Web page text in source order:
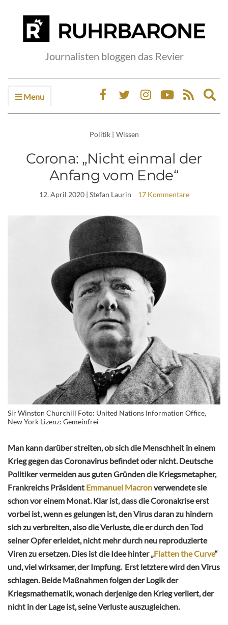
Journalisten bloggen das Revier
Menu
Politik | Wissen
Corona: „Nicht einmal der
Anfang vom Ende“
12. April 2020| Stefan Laurin 17 Kommentare
Sir Winston Churchill Foto: United Nations Information Office,
New York Lizenz: Gemeinfrei
Man kann darüber streiten, ob sich die Menschheit in einem
Krieg gegen das Coronavirus befindet oder nicht. Deutsche
Politiker vermeiden aus guten Gründen die Kriegsmetapher,
Frankreichs Präsident Emmanuel Macronverwendete sie
schon vor einem Monat. Klar ist, dass die Coronakrise erst
vorbei ist, wenn es gelungen ist, den Virus daran zu hindern
sich zu verbreiten, also die Verluste, die er durch den Tod
seiner Opfer erleidet, nicht mehr durch neu reproduzierte
Viren zu ersetzen. Dies ist die Idee hinter „Flatten the Curve“
und, viel wirksamer, der Impfung. Erst letztere wird den Virus
schlagen. Beide Maßnahmen folgen der Logik der
Kriegsmathematik, wonach derjenige den Krieg verliert, der
nicht in der Lage ist, seine Verluste auszugleichen.